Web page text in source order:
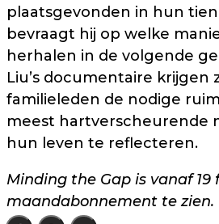
plaatsgevonden in hun
bevraagt hij op welke
herhalen in de volgende
Liu’s documentaire krijgen
familieleden de nodige
meest hartverscheurende
hun leven te reflecteren.
Minding the Gap is vanaf
maandabonnement te zien.